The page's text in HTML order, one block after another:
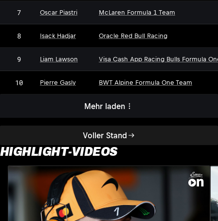
Voller Stand
7 Oscar Piastri McLaren Formula 1 Team
8 Isack Hadjar Oracle Red Bull Racing
9 Liam Lawson Visa Cash App Racing Bulls Formula
10 Pierre Gasly BWT Alpine Formula One Team
Mehr laden
HIGHLIGHT-VIDEOS